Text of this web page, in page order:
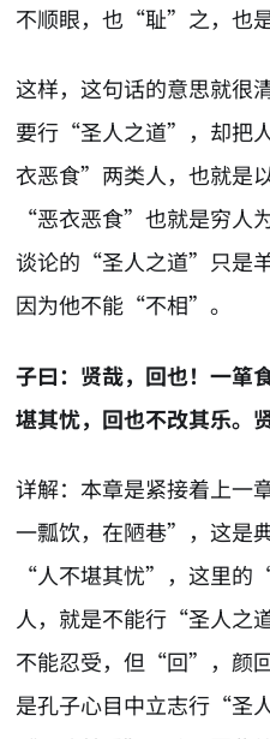
不顺眼，也“耻”之，也是
这样，这句话的意思就很
要行“圣人之道”，却把
衣恶食”两类人，也就是
“恶衣恶食”也就是穷人
谈论的“圣人之道”只是
因为他不能“不相”。
子曰：贤哉，回也！一箪
堪其忧，回也不改其乐。
详解：本章是紧接着上一
一瓢饮，在陋巷”，这是
“人不堪其忧”，这里
人，就是不能行“圣人之
不能忍受，但“回”，颜
是孔子心目中立志行“圣